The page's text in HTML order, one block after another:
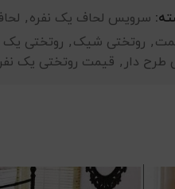
سرویس لحاف یک نفره,
, روتختی شیک, روتختی یک
طرح دار , قیمت روتختی یک